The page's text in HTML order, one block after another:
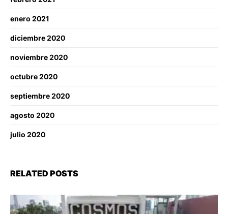
enero 2021
diciembre 2020
noviembre 2020
octubre 2020
septiembre 2020
agosto 2020
julio 2020
RELATED POSTS